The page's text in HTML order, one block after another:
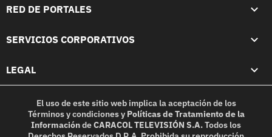
RED DE PORTALES
SERVICIOS CORPORATIVOS
LEGAL
El uso de este sitio web implica la aceptación de los
Términos y condicionesy Políticas de Tratamiento de la
InformacióndeCARACOL TELEVISIÓN S.A.Todos los